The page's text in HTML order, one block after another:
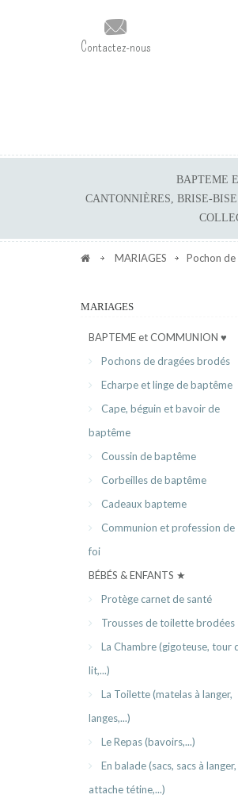
Contactez-nous
BAPTEME
CANTONNIÈRES, BRISE-
MARIAGES Pochon
MARIAGES
BAPTEME et COMMUNION ♥
Pochons de dragées brodés
Echarpe et linge de baptême
Cape, béguin et bavoir de
baptême
Coussin de baptême
Corbeilles de baptême
Cadeaux bapteme
Communion et profession de
foi
BÉBÉS & ENFANTS ★
Protège carnet de santé
Trousses de toilette brodées
La Chambre (gigoteuse, tour
lit,...)
La Toilette (matelas à langer,
langes,...)
Le Repas (bavoirs,...)
En balade (sacs, sacs à langer,
attache tétine,...)